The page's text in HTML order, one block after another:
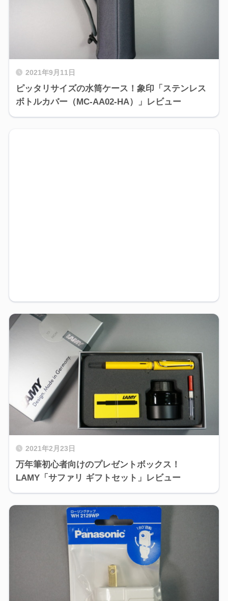
2021年9月11日
ピッタリサイズの水筒ケース！象印「ステンレス
ボトルカバー（MC-AA02-HA）」レビュー
2021年2月23日
万年筆初心者向けのプレゼントボックス！
LAMY「サファリ ギフトセット」レビュー